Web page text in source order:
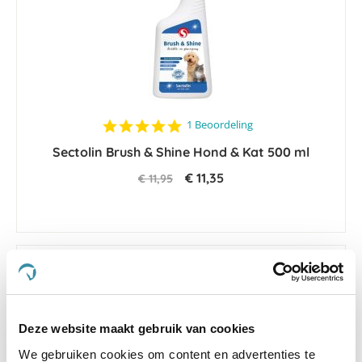
Deze website maakt gebruik van cookies
We gebruiken cookies om content en advertenties te
5.0
rating
1 Beoordeling
Sectolin Brush & Shine Hond & Kat 500 ml
€ 11,95 € 11,35
-5 %